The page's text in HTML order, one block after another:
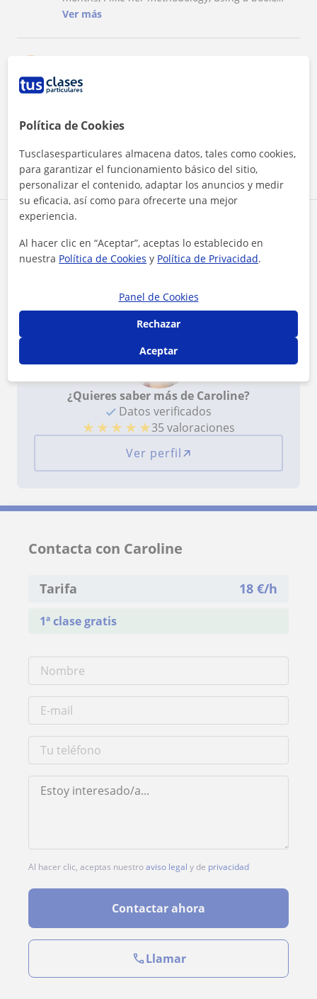
exercises and never talking in a language that is
Thank you so much Caroline!!
Ver más
Valoro de manera muy positiva el trabajo de
confianza. Sus explicaciones claras, la paciencia y
sea mucho más sencillo y motivador. Se nota su
implicación y dedicación, y eso marca una gran
diferencia.
Ver más
Ver todas las valoraciones
Reconocimientos
Profesor verificado
¿Quieres saber más de Caroline?
Datos verificados
★ ★ ★ ★ ★35 valoraciones
Ver perfil
Contacta con Caroline
Tarifa 18 €/h
1ª clase gratis
Al hacer clic, aceptas nuestroaviso legal y de privacidad
Contactar ahora
Llamar
Política de Cookies
Tusclasesparticulares almacena datos, tales como cookies,
para garantizar el funcionamiento básico del sitio,
personalizar el contenido, adaptar los anuncios y medir
su eficacia, así como para ofrecerte una mejor
experiencia.
Al hacer clic en “Aceptar”, aceptas lo establecido en
nuestra Política de Cookies y Política de Privacidad.
Panel de Cookies
Rechazar
Aceptar